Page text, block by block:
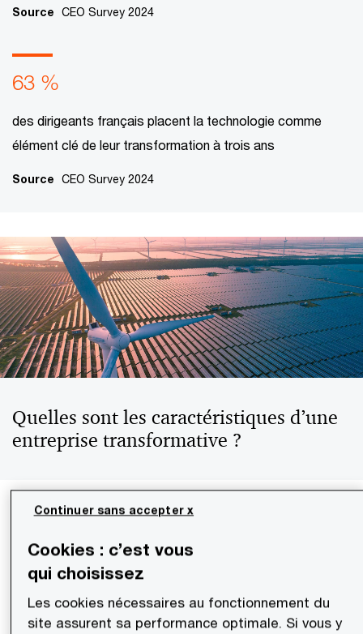
Source CEO Survey 2024
63 %
des dirigeants français placent la technologie comme
élément clé de leur transformation à trois ans
Source CEO Survey 2024
Quelles sont les caractéristiques d’une
entreprise transformative ?
Transformatif, -ive(adjectif) :
a)
Qui a la capacité latente d’être
b)Qui a la puissance de transformer
Cookies : c’est vous
qui choisissez
Les cookies nécessaires au fonctionnement du
site assurent sa performance optimale. Si vous y
Continuer sans accepter x